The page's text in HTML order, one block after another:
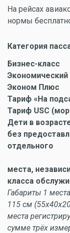
На рейсах
нормы
Категория
Бизнес-класс
Экономический
Эконом Плюс
Тариф «На
Тариф USC
Дети в
без
отдельного
места,
класса
Габариты 1
115 см
места
сумме трёх